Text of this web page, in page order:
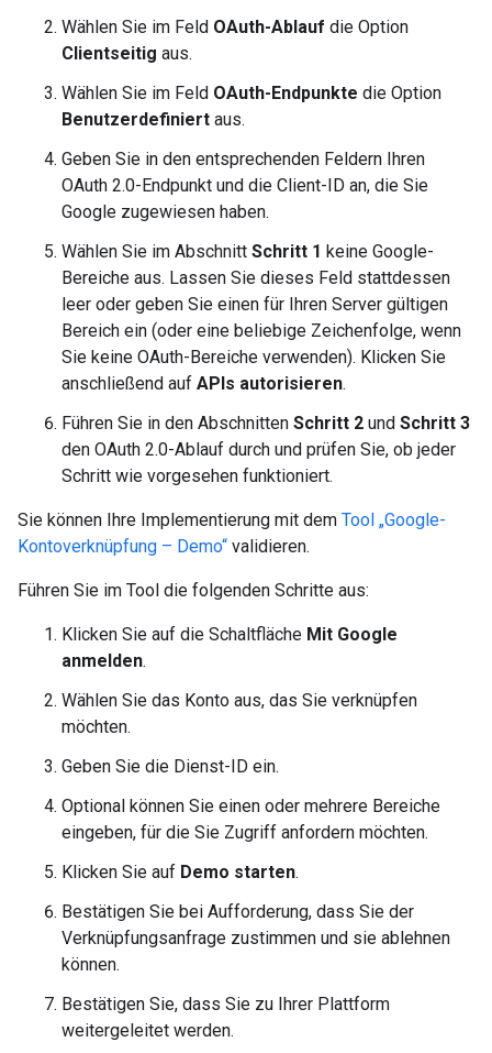
Wählen Sie im Feld OAuth-Ablauf die Option
Clientseitig aus.
Wählen Sie im Feld OAuth-Endpunkte die Option
Benutzerdefiniert aus.
Geben Sie in den entsprechenden Feldern Ihren
OAuth 2.0-Endpunkt und die Client-ID an, die Sie
Google zugewiesen haben.
Wählen Sie im Abschnitt Schritt 1 keine Google-
Bereiche aus. Lassen Sie dieses Feld stattdessen
leer oder geben Sie einen für Ihren Server gültigen
Bereich ein (oder eine beliebige Zeichenfolge, wenn
Sie keine OAuth-Bereiche verwenden). Klicken Sie
anschließend auf APIs autorisieren.
Führen Sie in den Abschnitten Schritt 2 und Schritt 3
den OAuth 2.0-Ablauf durch und prüfen Sie, ob jeder
Schritt wie vorgesehen funktioniert.
Sie können Ihre Implementierung mit dem Tool „Google-
Kontoverknüpfung – Demo“ validieren.
Führen Sie im Tool die folgenden Schritte aus:
Klicken Sie auf die Schaltfläche Mit Google
anmelden.
Wählen Sie das Konto aus, das Sie verknüpfen
möchten.
Geben Sie die Dienst-ID ein.
Optional können Sie einen oder mehrere Bereiche
eingeben, für die Sie Zugriff anfordern möchten.
Klicken Sie auf Demo starten.
Bestätigen Sie bei Aufforderung, dass Sie der
Verknüpfungsanfrage zustimmen und sie ablehnen
können.
Bestätigen Sie, dass Sie zu Ihrer Plattform
weitergeleitet werden.